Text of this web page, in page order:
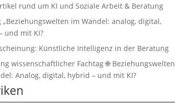
rund um KI und Soziale Arbeit & Beratung
„Beziehungswelten im Wandel: analog, digital,
und mit KI?
Künstliche Intelligenz in der Beratung
wissenschaftlicher Fachtag 🌐 Beziehungswelten
Analog, digital, hybrid – und mit KI?